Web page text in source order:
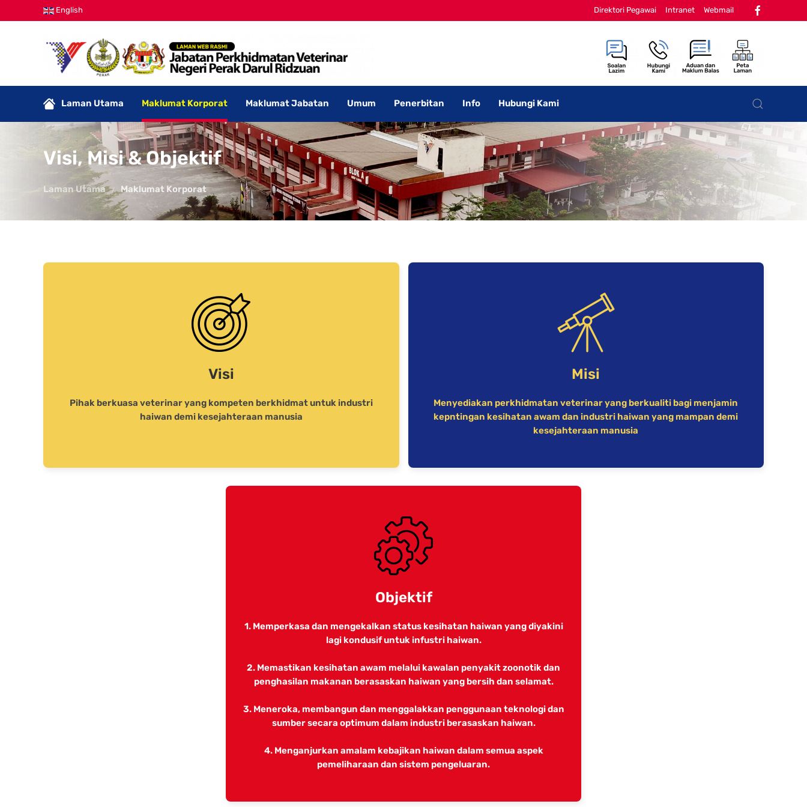
English Direktori Pegawai Intranet Webmail
Laman Utama Maklumat Korporat Maklumat Jabatan Umum Penerbitan Info Hubungi Kami
Visi, Misi & Objektif
Laman Utama Maklumat Korporat
Visi
Pihak berkuasa veterinar yang kompeten berkhidmat untuk industri
haiwan demi kesejahteraan manusia
Misi
Menyediakan perkhidmatan veterinar yang berkualiti bagi menjamin
kepntingan kesihatan awam dan industri haiwan yang mampan demi
kesejahteraan manusia
Objektif
1. Memperkasa dan mengekalkan status kesihatan haiwan yang diyakini
lagi kondusif untuk infustri haiwan.
2. Memastikan kesihatan awam melalui kawalan penyakit zoonotik dan
penghasilan makanan berasaskan haiwan yang bersih dan selamat.
3. Meneroka, membangun dan menggalakkan penggunaan teknologi dan
sumber secara optimum dalam industri berasaskan haiwan.
4. Menganjurkan amalam kebajikan haiwan dalam semua aspek
pemeliharaan dan sistem pengeluaran.